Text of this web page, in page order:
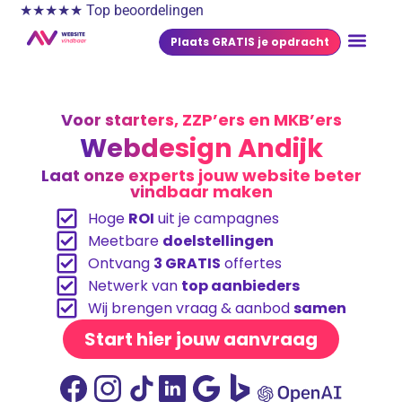
★★★★★ Top beoordelingen
Plaats GRATIS je opdracht
Voor starters, ZZP’ers en MKB’ers
Webdesign Andijk
Laat onze experts jouw website beter
vindbaar maken
Hoge ROI uit je campagnes
Meetbare doelstellingen
Ontvang 3 GRATIS offertes
Netwerk van top aanbieders
Wij brengen vraag & aanbodsamen
Start hier jouw aanvraag